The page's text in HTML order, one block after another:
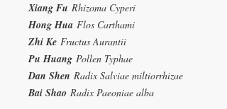
Xiang Fu Rhizoma Cyperi
Hong Hua Flos Carthami
Zhi Ke Fructus Aurantii
Pu Huang Pollen Typhae
Dan Shen Radix Salviae miltiorrhizae
Bai Shao Radix Paeoniae alba